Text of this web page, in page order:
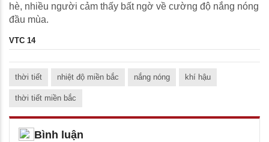
hè, nhiều người cảm thấy bất ngờ về cường độ nắng nóng
đầu mùa.
VTC 14
thời tiết nhiệt độ miền bắc nắng nóng khí hậu
thời tiết miền bắc
Bình luận